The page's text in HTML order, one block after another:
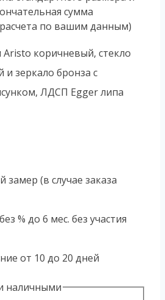
сумма
по вашим данным)
коричневый, стекло
зеркало бронза с
ЛДСП Egger липа
замер (в случае заказа
% до 6 мес. без участия
от 10 до 20 дней
наличными